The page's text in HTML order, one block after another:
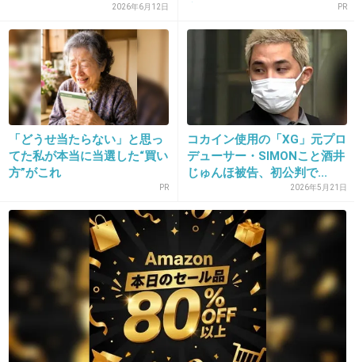
薬中のくせにようゆーわ
17. 匿名2013/05/10(金) 19:20:01
ドラマ出演とかあり得ないよね
酒井法子、5年ぶりドラマ復帰へ
girlschannel.net
女優の酒井法子（42）が、BSジャパンのオリジナルドラマシリーズ『黒い
報告書 女と男の事件ファイルIII 誤解』（7月6日放送 後9：00）にゲス
ト出演することになり7日、主演の俳優・石黒賢と共に報道陣の取材に応じ
た。芸能活動再開後、酒井がテレビドラマに出演するのは今回が初。ドラ
マ出演も約5年ぶりとなる。
2026年6月12日 PR
「どうせ当たらない」と思っ
てた私が本当に当選した“買い
方”がこれ
PR
コカイン使用の「XG」元プロ
デューサー・SIMONこと酒井
じゅんほ被告、初公判で...
2026年5月21日